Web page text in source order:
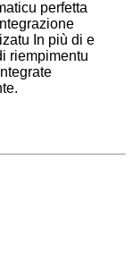
perfetta
In più di e
riempimentu